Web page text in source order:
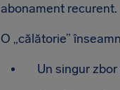
abonament recurent.
O „călătorie”
Un singur zbor